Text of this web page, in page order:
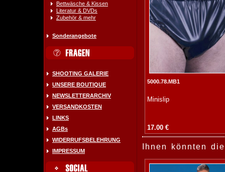
Bettwäsche & Kissen
Literatur & DVDs
Zubehör & mehr
Sonderangebote
SHOOTING GALERIE
UNSERE BOUTIQUE
NEWSLETTERARCHIV
VERSANDKOSTEN
LINKS
AGBs
WIDERRUFSBELEHRUNG
IMPRESSUM
5000.78.MB1
Minislip
17.00 €
Ihnen könnten